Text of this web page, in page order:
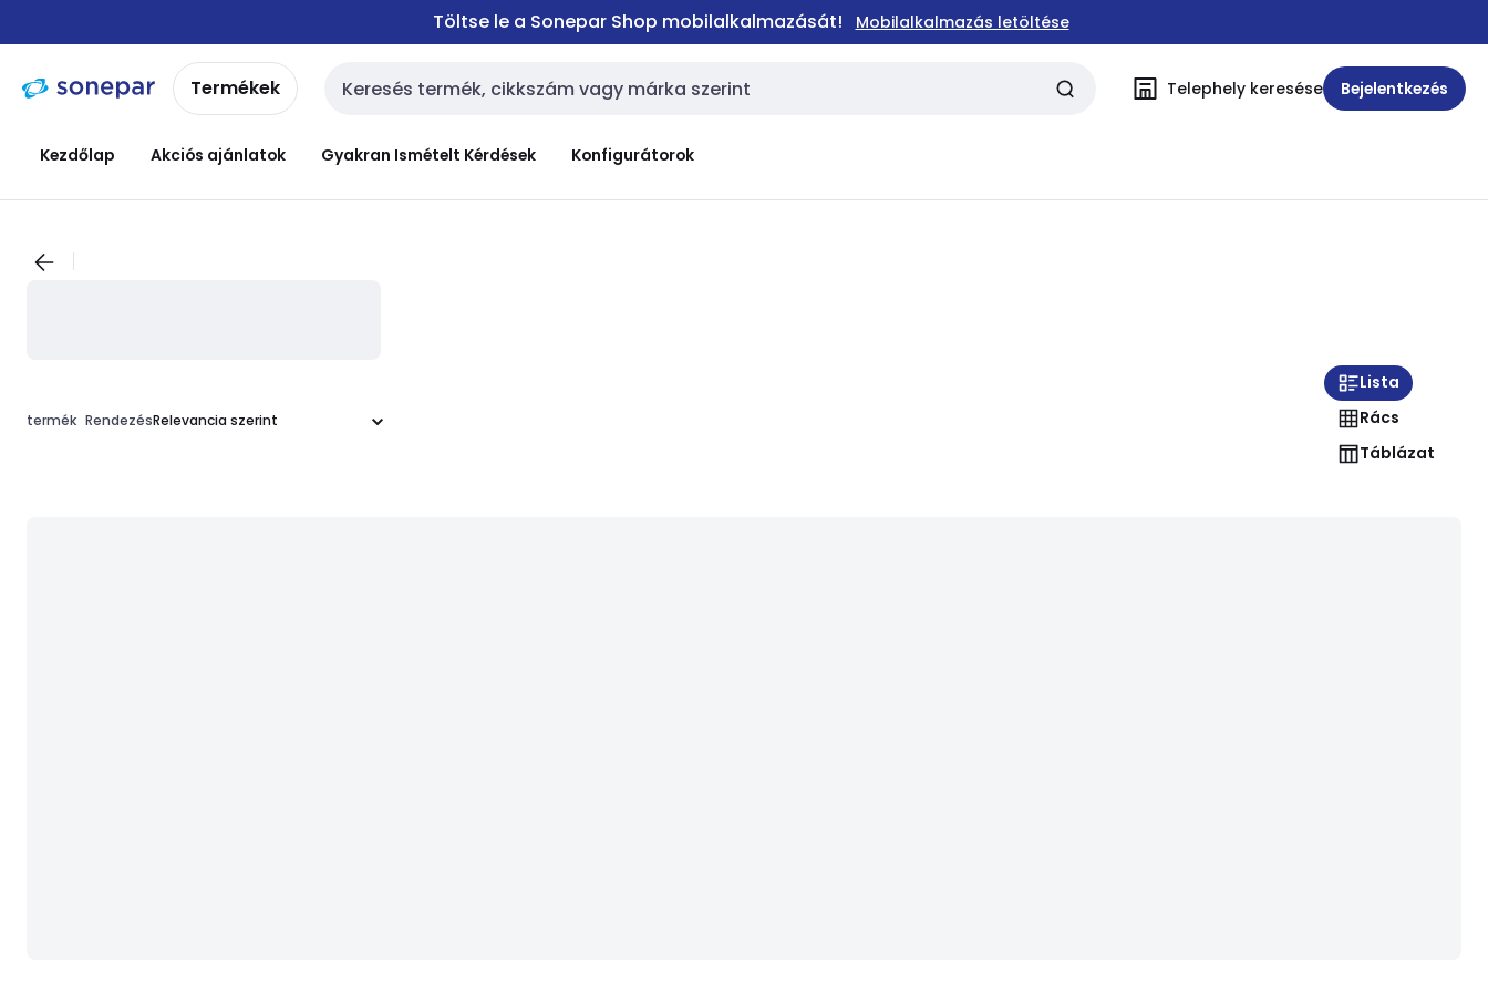
navigációhoztartalomra
Töltse le a Sonepar Shop mobilalkalmazását! Mobilalkalmazás letöltése
Termékek Keresési bemenet Telephely keresése Bejelentkezés
Kezdőlap Akciós ajánlatok Gyakran Ismételt Kérdések Konfigurátorok
termék Rendezés
Lista
Rács
Táblázat